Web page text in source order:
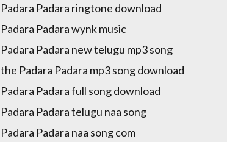
Padara Padara ringtone download
Padara Padara wynk music
Padara Padara new telugu mp3 song
the Padara Padara mp3 song download
Padara Padara full song download
Padara Padara telugu naa song
Padara Padara naa song com